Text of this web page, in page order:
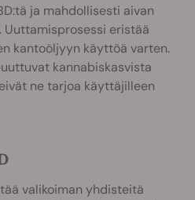
ja mahdollisesti aivan
eristää
kantoöljyyn käyttöä varten.
kannabiskasvista
ne tarjoa käyttäjilleen
valikoiman yhdisteitä